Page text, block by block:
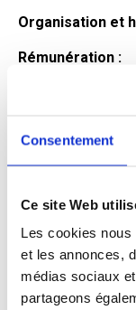
Consentement
Ce site Web
Les cookies nous
et les annonces,
médias sociaux
partageons
Organisation et
Rémunération :
Qualifications et
Profil recherché